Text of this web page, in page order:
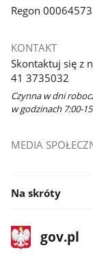
Regon
KONTAKT
Skontaktuj się z
41 3735032
Czynna w dni
w godzinach 7:00-
MEDIA
Na skróty
stopka
gov.plStrona
gov.pl